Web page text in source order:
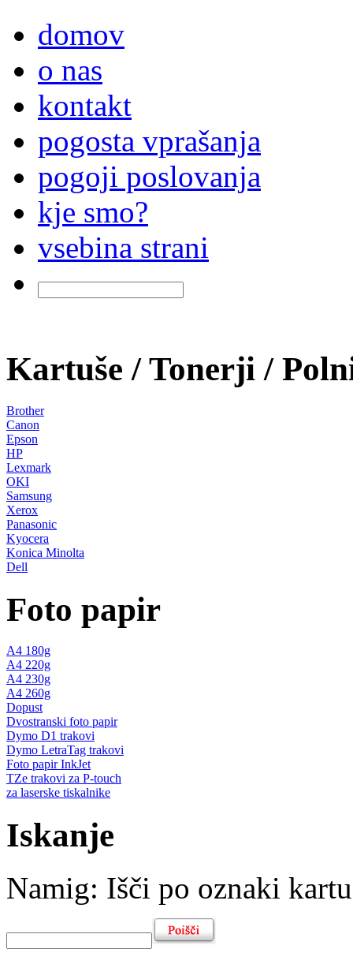
domov
o nas
kontakt
pogosta vprašanja
pogoji poslovanja
kje smo?
vsebina strani
Kartuše / Tonerji /
Brother
Canon
Epson
HP
Lexmark
OKI
Samsung
Xerox
Panasonic
Kyocera
Konica Minolta
Dell
Foto papir
A4 180g
A4 220g
A4 230g
A4 260g
Dopust
Dvostranski foto papir
Dymo D1 trakovi
Dymo LetraTag trakovi
Foto papir InkJet
TZe trakovi za P-touch
za laserske tiskalnike
Iskanje
Namig: Išči po oznaki